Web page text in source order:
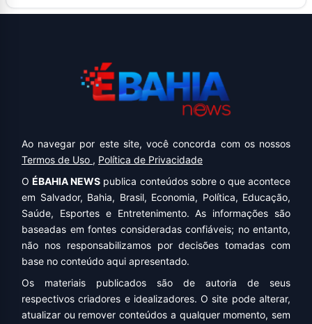
Ao navegar por este site, você concorda com os nossos
Termos de Uso , Política de Privacidade
OÉBAHIA NEWS publica conteúdos sobre o que acontece
em Salvador, Bahia, Brasil, Economia, Política, Educação,
Saúde, Esportes e Entretenimento. As informações são
baseadas em fontes consideradas confiáveis; no entanto,
não nos responsabilizamos por decisões tomadas com
base no conteúdo aqui apresentado.
Os materiais publicados são de autoria de seus
respectivos criadores e idealizadores. O site pode alterar,
atualizar ou remover conteúdos a qualquer momento, sem